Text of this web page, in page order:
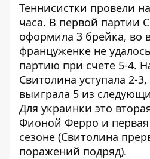
Теннисистки провели
часа. В первой партии
оформила 3 брейка, во
француженке не
партию при счёте 5-4.
Свитолина уступала 2-
выиграла 5 из
Для украинки это
Фионой Ферро и первая
сезоне (Свитолина
поражений подряд).